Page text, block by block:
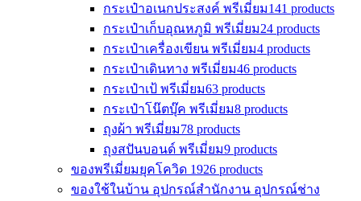
กระเป๋าอเนกประสงค์ พรีเมี่ยม141 products
กระเป๋าเก็บอุณหภูมิ พรีเมี่ยม24 products
กระเป๋าเครื่องเขียน พรีเมี่ยม4 products
กระเป๋าเดินทาง พรีเมี่ยม46 products
กระเป๋าเป้ พรีเมี่ยม63 products
กระเป๋าโน๊ตบุ๊ค พรีเมี่ยม8 products
ถุงผ้า พรีเมี่ยม78 products
ถุงสปันบอนด์ พรีเมี่ยม9 products
ของพรีเมี่ยมยุคโควิด 1926 products
ของใช้ในบ้าน อุปกรณ์สำนักงาน อุปกรณ์ช่าง